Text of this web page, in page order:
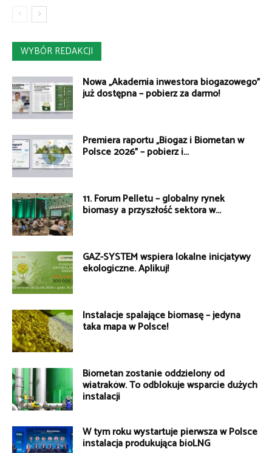
WYBÓR REDAKCJI
Nowa „Akademia inwestora biogazowego”
już dostępna – pobierz za darmo!
Premiera raportu „Biogaz i Biometan w
Polsce 2026” – pobierz i...
11. Forum Pelletu – globalny rynek
biomasy a przyszłość sektora w...
GAZ-SYSTEM wspiera lokalne inicjatywy
ekologiczne. Aplikuj!
Instalacje spalające biomasę – jedyna
taka mapa w Polsce!
Biometan zostanie oddzielony od
wiatraków. To odblokuje wsparcie dużych
instalacji
W tym roku wystartuje pierwsza w Polsce
instalacja produkująca bioLNG